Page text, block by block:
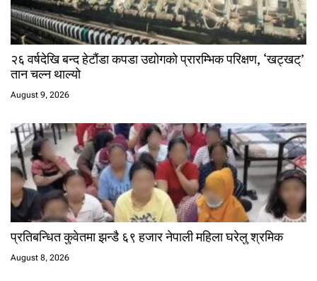
२६ वर्षदेखि बन्द हेटौंडा कपडा उद्योगको प्रारम्भिक परिक्षण, ‘खट्खट्’
तान चल्न थाल्यो
August 9, 2026
प्रतिबन्धित कुवेतमा झन्डै ६९ हजार नेपाली महिला घरेलु श्रमिक
August 8, 2026